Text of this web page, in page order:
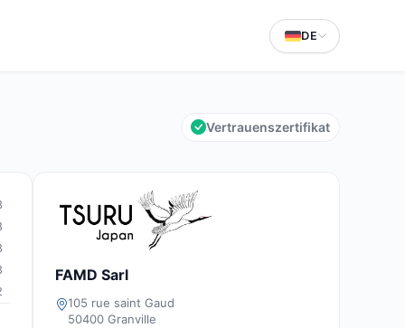
DE
Vertrauenszertifikat
FAMD Sarl
105 rue saint Gaud
50400 Granville